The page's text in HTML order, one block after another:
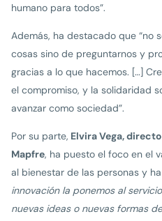
humano para todos”.
Además, ha destacado que “no
cosas sino de preguntarnos y
gracias a lo que hacemos. […]
el compromiso, y la solidaridad
avanzar como sociedad”.
Por su parte, Elvira Vega,
Mapfre, ha puesto el foco en el
al bienestar de las personas y
innovación la ponemos al
nuevas ideas o nuevas formas